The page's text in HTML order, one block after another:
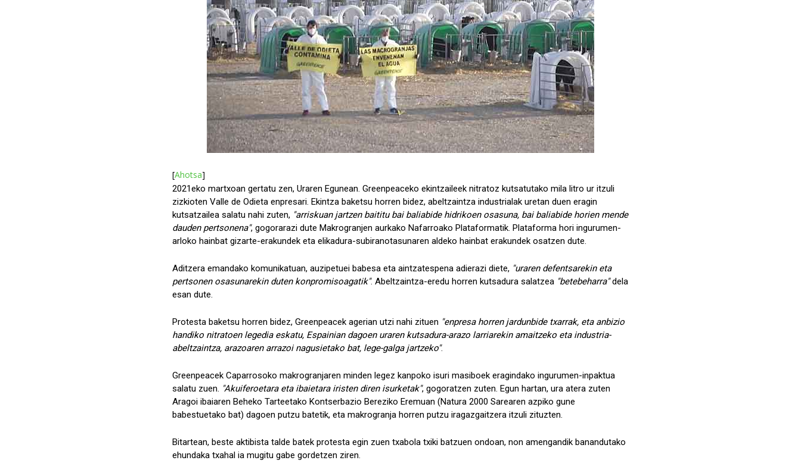
[Ahotsa]
2021eko martxoan gertatu zen, Uraren Egunean. Greenpeaceko ekintzaileek nitratoz kutsatutako mila litro ur itzuli
zizkioten Valle de Odieta enpresari. Ekintza baketsu horren bidez, abeltzaintza industrialak uretan duen eragin
kutsatzailea salatu nahi zuten, "arriskuan jartzen baititu bai baliabide hidrikoen osasuna, bai baliabide horien mende
dauden pertsonena", gogorarazi dute Makrogranjen aurkako Nafarroako Plataformatik. Plataforma hori ingurumen-
arloko hainbat gizarte-erakundek eta elikadura-subiranotasunaren aldeko hainbat erakundek osatzen dute.
Aditzera emandako komunikatuan, auzipetuei babesa eta aintzatespena adierazi diete, "uraren defentsarekin eta
pertsonen osasunarekin duten konpromisoagatik". Abeltzaintza-eredu horren kutsadura salatzea "betebeharra"dela
esan dute.
Protesta baketsu horren bidez, Greenpeacek agerian utzi nahi zituen "enpresa horren jardunbide txarrak, eta anbizio
handiko nitratoen legedia eskatu, Espainian dagoen uraren kutsadura-arazo larriarekin amaitzeko eta industria-
abeltzaintza, arazoaren arrazoi nagusietako bat, lege-galga jartzeko".
Greenpeacek Caparrosoko makrogranjaren minden legez kanpoko isuri masiboek eragindako ingurumen-inpaktua
salatu zuen. "Akuiferoetara eta ibaietara iristen diren isurketak", gogoratzen zuten. Egun hartan, ura atera zuten
Aragoi ibaiaren Beheko Tarteetako Kontserbazio Bereziko Eremuan (Natura 2000 Sarearen azpiko gune
babestuetako bat) dagoen putzu batetik, eta makrogranja horren putzu iragazgaitzera itzuli zituzten.
Bitartean, beste aktibista talde batek protesta egin zuen txabola txiki batzuen ondoan, non amengandik banandutako
ehundaka txahal ia mugitu gabe gordetzen ziren.